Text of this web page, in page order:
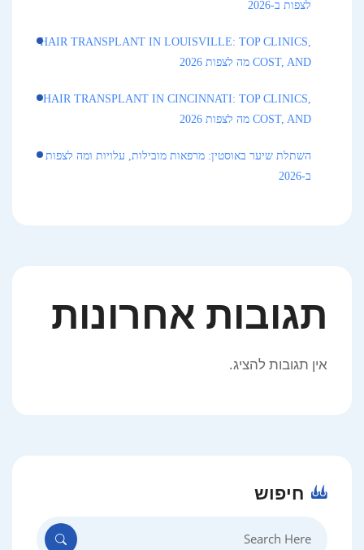
לצפות ב-2026
HAIR TRANSPLANT IN LOUISVILLE: TOP CLINICS,
COST, AND מה לצפות 2026
HAIR TRANSPLANT IN CINCINNATI: TOP CLINICS,
COST, AND מה לצפות 2026
השתלת שיער באוסטין: מרפאות מובילות, עלויות ומה לצפות
ב-2026
תגובות אחרונות
אין תגובות להציג.
חיפוש